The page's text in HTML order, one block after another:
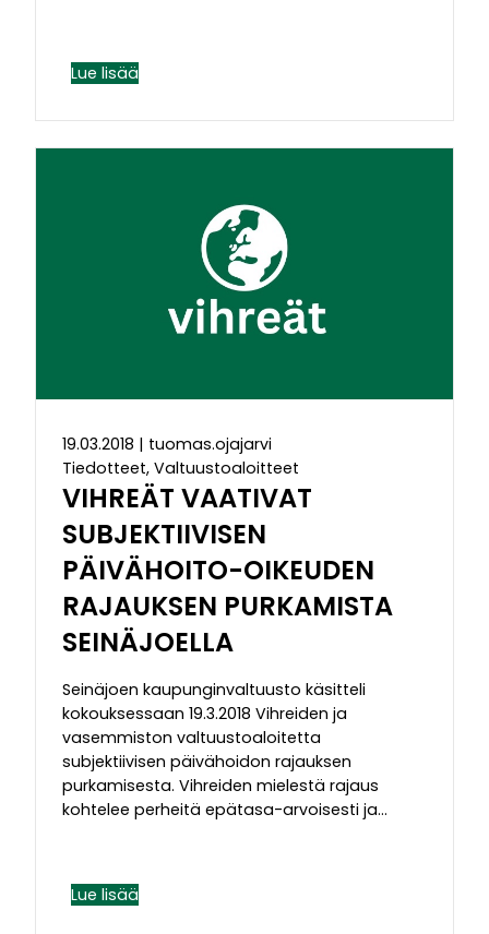
Lue lisää
19.03.2018 | tuomas.ojajarvi
Tiedotteet, Valtuustoaloitteet
VIHREÄT VAATIVAT
SUBJEKTIIVISEN
PÄIVÄHOITO-OIKEUDEN
RAJAUKSEN PURKAMISTA
SEINÄJOELLA
Seinäjoen kaupunginvaltuusto käsitteli
kokouksessaan 19.3.2018 Vihreiden ja
vasemmiston valtuustoaloitetta
subjektiivisen päivähoidon rajauksen
purkamisesta. Vihreiden mielestä rajaus
kohtelee perheitä epätasa-arvoisesti ja…
Lue lisää